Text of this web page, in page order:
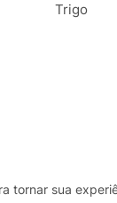
Trigo
tornar sua